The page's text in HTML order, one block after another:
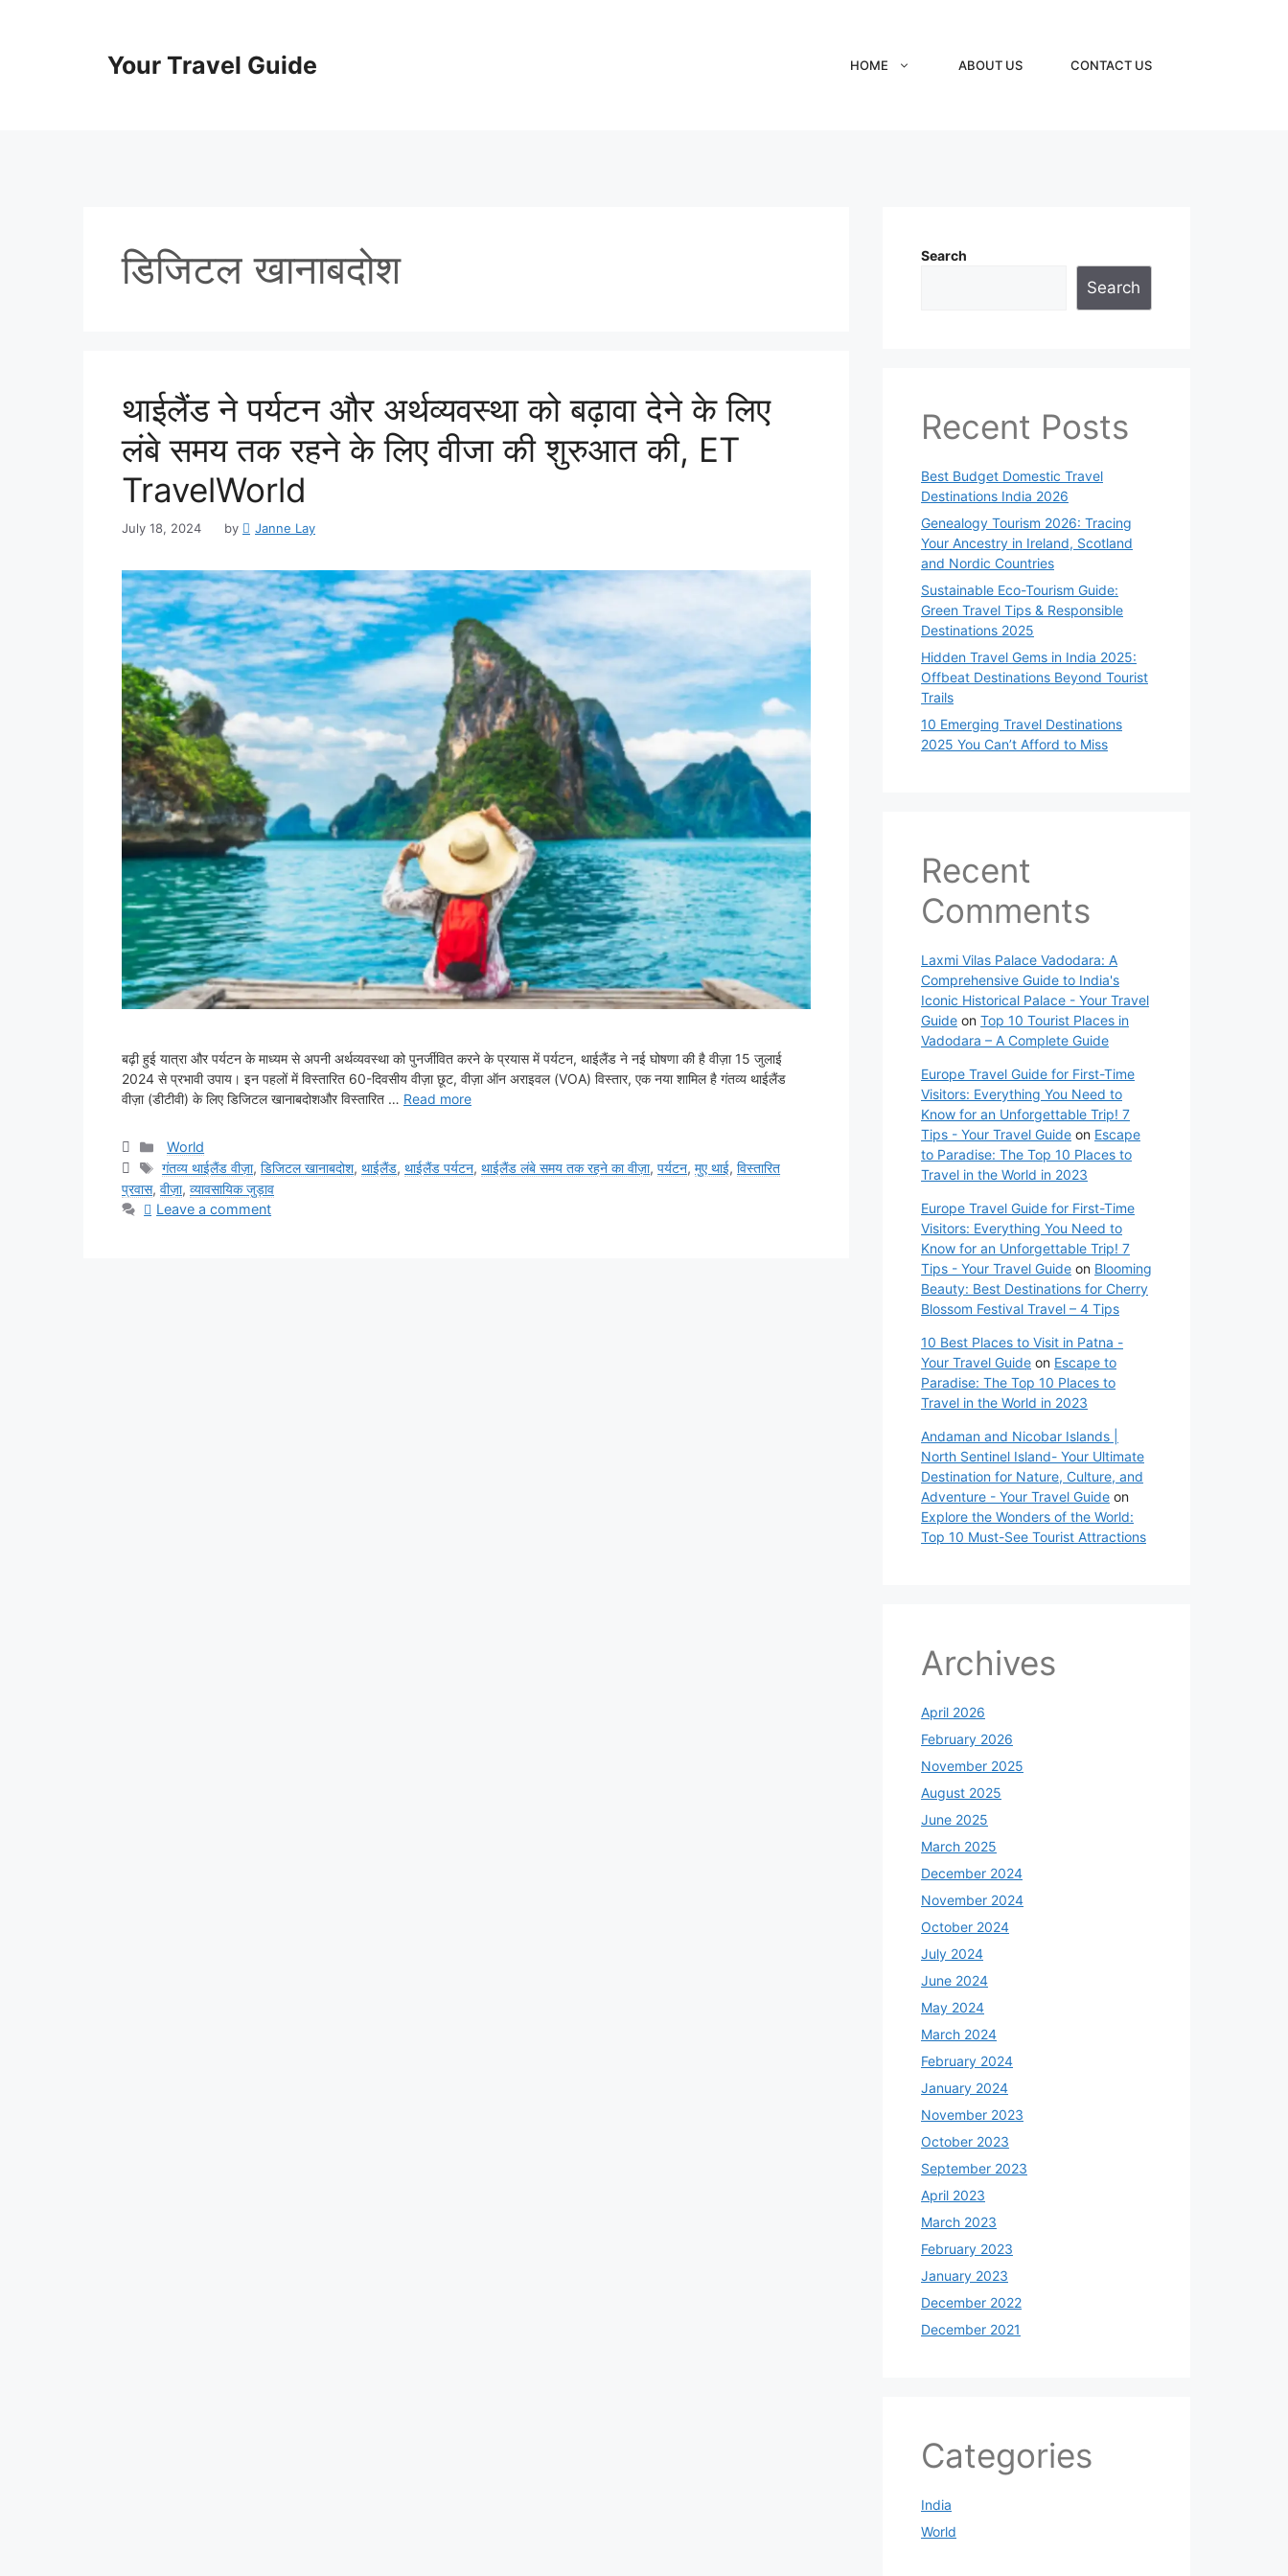
Your Travel Guide HOME ABOUT US CONTACT US
डिजिटल खानाबदोश
थाईलैंड ने पर्यटन और अर्थव्यवस्था को बढ़ावा देने के लिए
लंबे समय तक रहने के लिए वीजा की शुरुआत की, ET
TravelWorld
July 18, 2024 by Janne Lay
बढ़ी हुई यात्रा और पर्यटन के माध्यम से अपनी अर्थव्यवस्था को पुनर्जीवित करने के प्रयास में पर्यटन, थाईलैंड ने नई घोषणा की है वीज़ा 15 जुलाई
2024 से प्रभावी उपाय। इन पहलों में विस्तारित 60-दिवसीय वीज़ा छूट, वीज़ा ऑन अराइवल (VOA) विस्तार, एक नया शामिल है गंतव्य थाईलैंड
वीज़ा (डीटीवी) के लिए डिजिटल खानाबदोशऔर विस्तारित … Read more
Categories
World
Tags
गंतव्य थाईलैंड वीज़ा,डिजिटल खानाबदोश,थाईलैंड,थाईलैंड पर्यटन,थाईलैंड लंबे समय तक रहने का वीज़ा,पर्यटन,मुए थाई,विस्तारित
प्रवास, वीज़ा, व्यावसायिक जुड़ाव
Leave a comment
Search
Search
Recent Posts
Best Budget Domestic Travel
Destinations India 2026
Genealogy Tourism 2026: Tracing
Your Ancestry in Ireland, Scotland
and Nordic Countries
Sustainable Eco-Tourism Guide:
Green Travel Tips & Responsible
Destinations 2025
Hidden Travel Gems in India 2025:
Offbeat Destinations Beyond Tourist
Trails
10 Emerging Travel Destinations
2025 You Can’t Afford to Miss
Recent
Comments
Laxmi Vilas Palace Vadodara: A
Comprehensive Guide to India's
Iconic Historical Palace - Your Travel
Guide on Top 10 Tourist Places in
Vadodara – A Complete Guide
Europe Travel Guide for First-Time
Visitors: Everything You Need to
Know for an Unforgettable Trip! 7
Tips - Your Travel Guide on Escape
to Paradise: The Top 10 Places to
Travel in the World in 2023
Europe Travel Guide for First-Time
Visitors: Everything You Need to
Know for an Unforgettable Trip! 7
Tips - Your Travel Guide on Blooming
Beauty: Best Destinations for Cherry
Blossom Festival Travel – 4 Tips
10 Best Places to Visit in Patna -
Your Travel Guide on Escape to
Paradise: The Top 10 Places to
Travel in the World in 2023
Andaman and Nicobar Islands |
North Sentinel Island- Your Ultimate
Destination for Nature, Culture, and
Adventure - Your Travel Guide on
Explore the Wonders of the World:
Top 10 Must-See Tourist Attractions
Archives
April 2026
February 2026
November 2025
August 2025
June 2025
March 2025
December 2024
November 2024
October 2024
July 2024
June 2024
May 2024
March 2024
February 2024
January 2024
November 2023
October 2023
September 2023
April 2023
March 2023
February 2023
January 2023
December 2022
December 2021
Categories
India
World